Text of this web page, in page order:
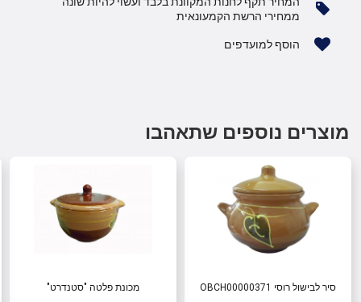
ממחירי הרשת הקמעונאית
הוסף למועדפים
מוצרים נוספים שתאהבו
סיר לבישול רוסי OBCH00000371 מכונת פלטה "סטנדרט"